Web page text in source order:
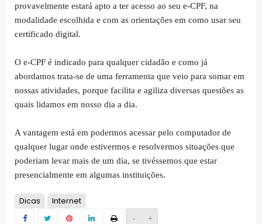
- +
provavelmente estará apto a ter acesso ao seu e-CPF, na
modalidade escolhida e com as orientações em como usar seu
certificado digital.
O e-CPF é indicado para qualquer cidadão e como já
abordamos trata-se de uma ferramenta que veio para somar em
nossas atividades, porque facilita e agiliza diversas questões as
quais lidamos em nosso dia a dia.
A vantagem está em podermos acessar pelo computador de
qualquer lugar onde estivermos e resolvermos situações que
poderiam levar mais de um dia, se tivéssemos que estar
presencialmente em algumas instituições.
Dicas Internet